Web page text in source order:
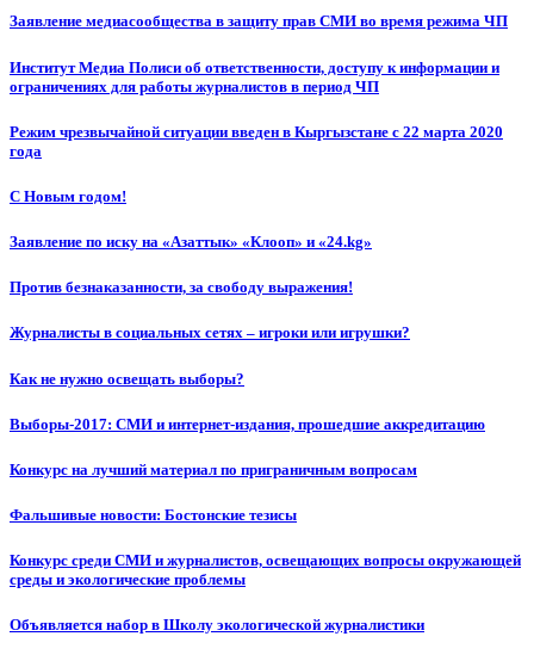
Заявление медиасообщества в защиту прав СМИ во время режима ЧП
Институт Медиа Полиси об ответственности, доступу к информации и
ограничениях для работы журналистов в период ЧП
Режим чрезвычайной ситуации введен в Кыргызстане с 22 марта 2020
года
С Новым годом!
Заявление по иску на «Азаттык» «Клооп» и «24.kg»
Против безнаказанности, за свободу выражения!
Журналисты в социальных сетях – игроки или игрушки?
Как не нужно освещать выборы?
Выборы-2017: СМИ и интернет-издания, прошедшие аккредитацию
Конкурс на лучший материал по приграничным вопросам
Фальшивые новости: Бостонские тезисы
Конкурс среди СМИ и журналистов, освещающих вопросы окружающей
среды и экологические проблемы
Объявляется набор в Школу экологической журналистики